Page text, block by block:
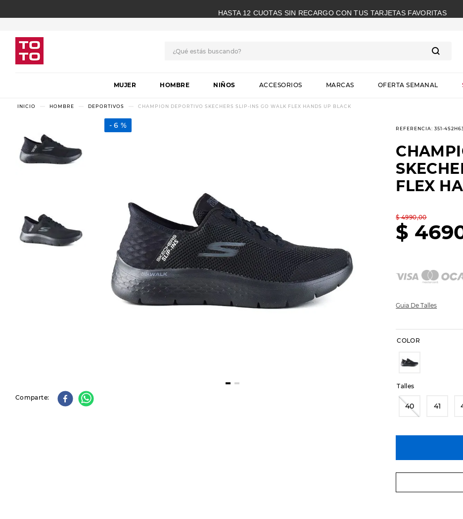
HASTA 12 CUOTAS SIN RECARGO CON TUS TARJETAS FAVORITAS
MUJER HOMBRE NIÑOS ACCESORIOS MARCAS OFERTA SEMANAL
HOMBRE DEPORTIVOS CHAMPION DEPORTIVO SKECHERS SLIP-INS GO WALK FLEX HANDS UP BLACK
6 %
Comparte
REFERENCIA:351-
FLEX
$ 4990,00
$
Guia De Talles
COLOR
Talles
40 41
1.
botas
skechers
3
8.
hitec
9.
slip-ins
10. botas dama